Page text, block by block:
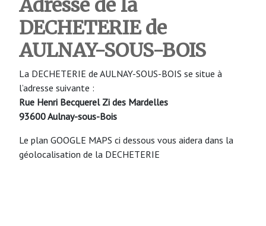
Adresse de la
DECHETERIE de
AULNAY-SOUS-BOIS
La DECHETERIE de AULNAY-SOUS-BOIS se situe à
l’adresse suivante :
Rue Henri Becquerel Zi des Mardelles
93600 Aulnay-sous-Bois
Le plan GOOGLE MAPS ci dessous vous aidera dans la
géolocalisation de la DECHETERIE